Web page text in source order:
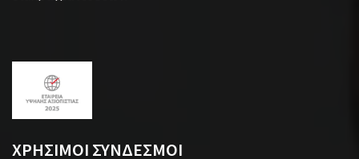
ΧΡΗΣΙΜΟΙ ΣΥΝΔΕΣΜΟΙ